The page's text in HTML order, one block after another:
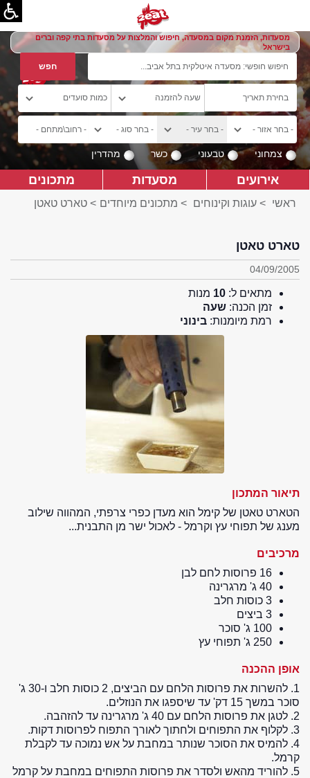
מסעדות, הזמנת מקום במסעדה, חיפוש והמלצות על מסעדות בתי קפה וברים
בישראל
צמחוני טבעוני כשר מהדרין
אירועים מסעדות מתכונים
ראשי > עוגות וקינוחים > מתכונים מיוחדים > טארט טאטן
טארט טאטן
04/09/2005
מתאים ל: 10 מנות
זמן הכנה: שעה
רמת מיומנות: בינוני
תיאור המתכון
הטארט טאטן של קימל הוא מעדן כפרי צרפתי, המהווה שילוב
מענג של תפוחי עץ וקרמל - לאכול ישר מן התבנית...
מרכיבים
16 פרוסות לחם לבן
40 ג' מרגרינה
3 כוסות חלב
3 ביצים
100 ג' סוכר
250 ג' תפוחי עץ
אופן ההכנה
1. להשרות את פרוסות הלחם עם הביצים, 2 כוסות חלב ו-30 ג'
סוכר במשך 15 דק' עד שיספגו את הנוזלים.
2. לטגן את פרוסות הלחם עם 40 ג' מרגרינה עד להזהבה.
3. לקלוף את התפוחים ולחתוך לאורך התפוח לפרוסות דקות.
4. להמיס את הסוכר שנותר במחבת על אש נמוכה עד לקבלת
קרמל.
5. להוריד מהאש ולסדר את פרוסות התפוחים במחבת על קרמל